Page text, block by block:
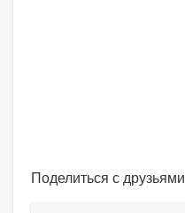
Поделиться с друзьями